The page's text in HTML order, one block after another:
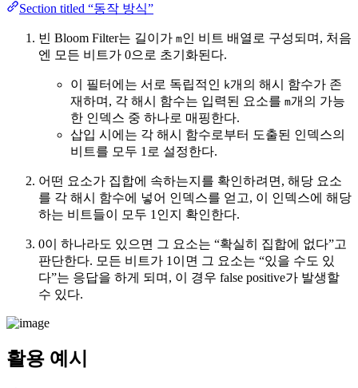
Section titled “동작 방식”
빈 Bloom Filter는 길이가 m인 비트 배열로 구성되며, 처음
엔 모든 비트가 0으로 초기화된다.
이 필터에는 서로 독립적인 k개의 해시 함수가 존
재하며, 각 해시 함수는 입력된 요소를 m개의 가능
한 인덱스 중 하나로 매핑한다.
삽입 시에는 각 해시 함수로부터 도출된 인덱스의
비트를 모두 1로 설정한다.
어떤 요소가 집합에 속하는지를 확인하려면, 해당 요소
를 각 해시 함수에 넣어 인덱스를 얻고, 이 인덱스에 해당
하는 비트들이 모두 1인지 확인한다.
0이 하나라도 있으면 그 요소는 “확실히 집합에 없다”고
판단한다. 모든 비트가 1이면 그 요소는 “있을 수도 있
다”는 응답을 하게 되며, 이 경우 false positive가 발생할
수 있다.
활용 예시